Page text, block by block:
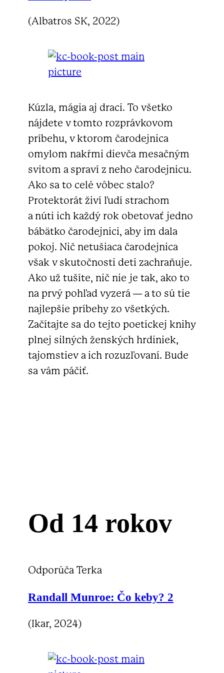
(Albatros SK, 2022)
Kúzla, mágia aj draci. To všetko
nájdete v tomto rozprávkovom
príbehu, v ktorom čarodejnica
omylom nakŕmi dievča mesačným
svitom a spraví z neho čarodejnicu.
Ako sa to celé vôbec stalo?
Protektorát živí ľudí strachom
a núti ich každý rok obetovať jedno
bábätko čarodejnici, aby im dala
pokoj. Nič netušiaca čarodejnica
však v skutočnosti deti zachraňuje.
Ako už tušíte, nič nie je tak, ako to
na prvý pohľad vyzerá — a to sú tie
najlepšie príbehy zo všetkých.
Začítajte sa do tejto poetickej knihy
plnej silných ženských hrdiniek,
tajomstiev a ich rozuzľovaní. Bude
sa vám páčiť.
Od 14 rokov
Odporúča Terka
Randall Munroe: Čo keby? 2
(Ikar, 2024)